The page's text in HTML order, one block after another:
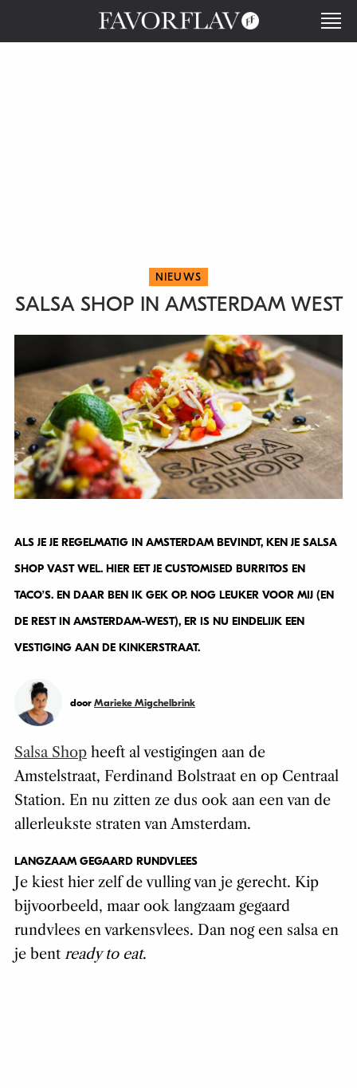
NIEUWS
SALSA SHOP IN AMSTERDAM WEST
ALS JE JE REGELMATIG IN AMSTERDAM BEVINDT, KEN JE SALSA
SHOP VAST WEL. HIER EET JE CUSTOMISED BURRITOS EN
TACO’S. EN DAAR BEN IK GEK OP. NOG LEUKER VOOR MIJ (EN
DE REST IN AMSTERDAM-WEST), ER IS NU EINDELIJK EEN
VESTIGING AAN DE KINKERSTRAAT.
door Marieke Migchelbrink
Salsa Shopheeft al vestigingen aan de
Amstelstraat, Ferdinand Bolstraat en op Centraal
Station. En nu zitten ze dus ook aan een van de
allerleukste straten van Amsterdam.
LANGZAAM GEGAARD RUNDVLEES
Je kiest hier zelf de vulling van je gerecht. Kip
bijvoorbeeld, maar ook langzaam gegaard
rundvlees en varkensvlees. Dan nog een salsa en
je bent ready to eat.